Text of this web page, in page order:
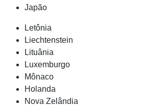
Japão
Letônia
Liechtenstein
Lituânia
Luxemburgo
Mônaco
Holanda
Nova Zelândia